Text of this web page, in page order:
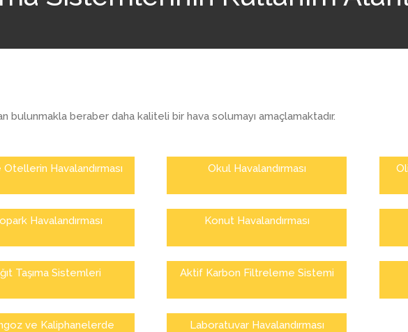
bulunmakla beraber daha kaliteli bir hava solumayı amaçlamaktadır.
Havalandırması Okul Havalandırması
Havalandırması Konut Havalandırması
Taşıma Sistemleri Aktif Karbon Filtreleme Sistemi
ve Kaliphanelerde
Laboratuvar Havalandırması